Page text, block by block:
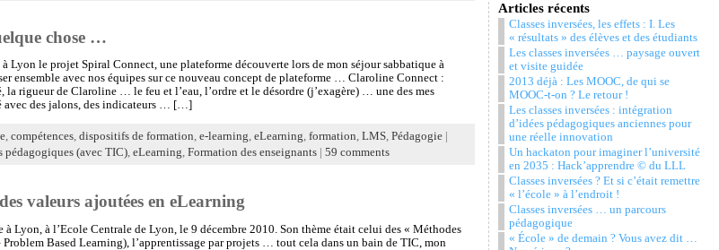
chose …
Lyon le projet Spiral Connect, une plateforme découverte lors de mon séjour sabbatique à
ensemble avec nos équipes sur ce nouveau concept de plateforme … Claroline Connect :
rigueur de Claroline … le feu et l’eau, l’ordre et le désordre (j’exagère) … une des mes
avec des jalons, des indicateurs … […]
, compétences, dispositifs de formation, e-learning, eLearning, formation, LMS, Pédagogie|
pédagogiques (avec TIC), eLearning, Formation des enseignants| 59 comments
valeurs ajoutées en eLearning
Lyon, à l’Ecole Centrale de Lyon, le 9 décembre 2010. Son thème était celui des « Méthodes
Based Learning), l’apprentissage par projets … tout cela dans un bain de TIC, mon
Articles récents
Classes inversées, les effets : I. Les
« résultats » des élèves et des étudiants
Les classes inversées … paysage ouvert
et visite guidée
2013 déjà : Les MOOC, de qui se
MOOC-t-on ? Le retour !
Les classes inversées : intégration
d’idées pédagogiques anciennes pour
une réelle innovation
Un hackaton pour imaginer l’université
en 2035 : Hack’apprendre © du LLL
Classes inversées ? Et si c’était remettre
« l’école » à l’endroit !
Classes inversées … un parcours
pédagogique
« École » de demain ? Vous avez dit …